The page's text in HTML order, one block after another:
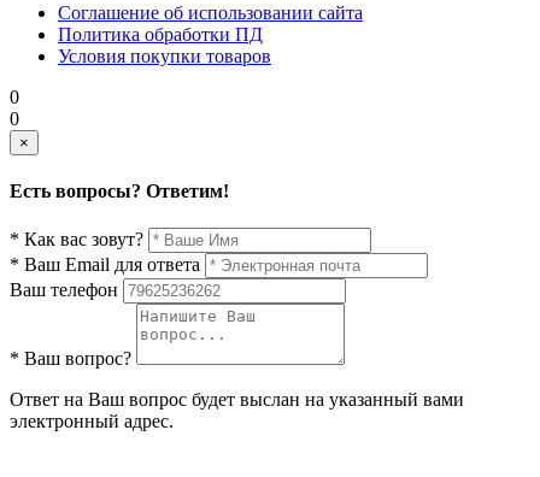
Соглашение об использовании сайта
Политика обработки ПД
Условия покупки товаров
0
0
×
Есть вопросы? Ответим!
* Как вас зовут?
* Ваш Email для ответа
Ваш телефон
* Ваш вопрос?
Ответ на Ваш вопрос будет выслан на указанный вами
электронный адрес.